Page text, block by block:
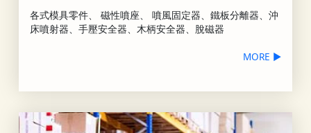
各式模具零件、 磁性噴座、 噴風固定器、鐵板分離器、沖
床噴射器、手壓安全器、木柄安全器、脫磁器
MORE ▶